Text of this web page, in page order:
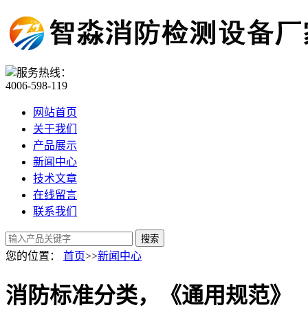
服务热线：
4006-598-119
网站首页
关于我们
产品展示
新闻中心
技术文章
在线留言
联系我们
您的位置： 首页>>新闻中心
消防标准分类，《通用规范》